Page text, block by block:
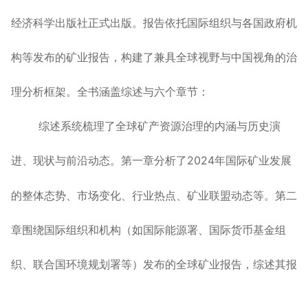
经济科学出版社正式出版。报告依托国际组织与各国政府机
构等发布的矿业报告，构建了兼具全球视野与中国视角的治
理分析框架。全书涵盖综述与六个章节：
综述系统梳理了全球矿产资源治理的内涵与历史演
进、现状与前沿动态。第一章分析了2024年国际矿业发展
的整体态势、市场变化、行业热点、矿业联盟动态等。第二
章围绕国际组织和机构 （如国际能源署、国际货币基金组
织、联合国环境规划署等） 发布的全球矿业报告，综述其报